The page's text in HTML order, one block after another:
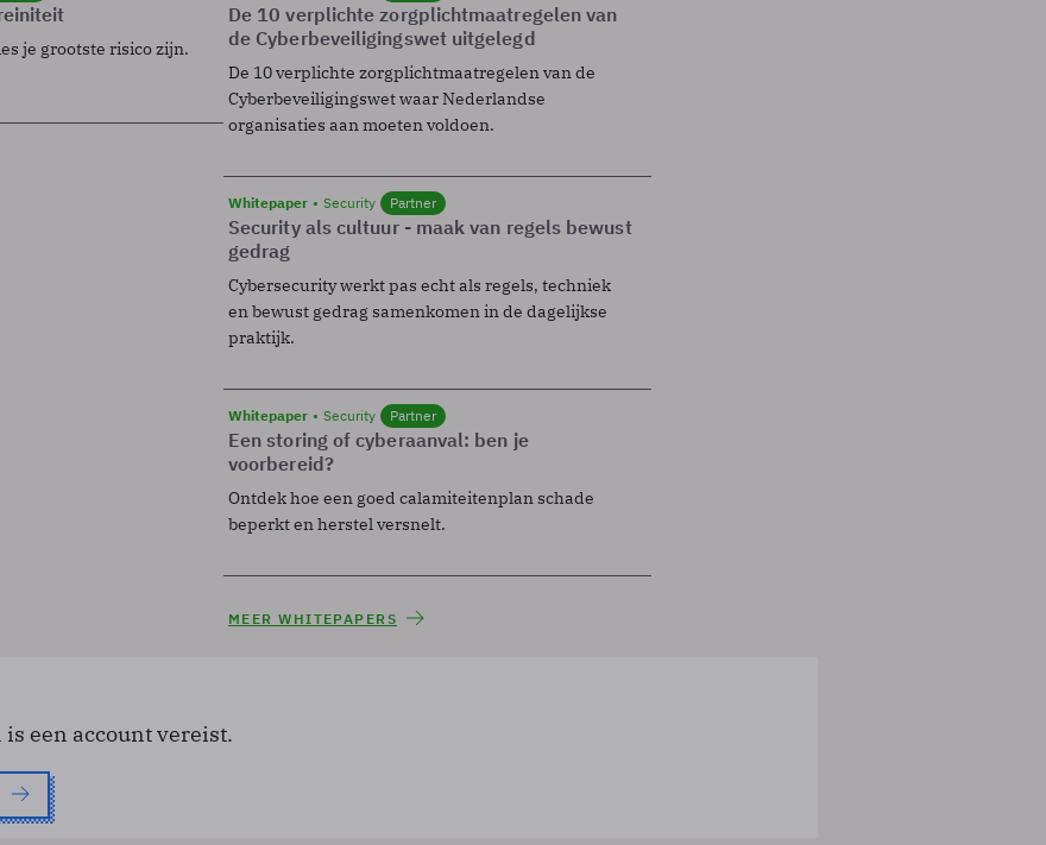
je grootste risico zijn.
De 10 verplichte zorgplichtmaatregelen van
de Cyberbeveiligingswet uitgelegd
De 10 verplichte zorgplichtmaatregelen van de
Cyberbeveiligingswet waar Nederlandse
organisaties aan moeten voldoen.
Whitepaper Security Partner
Security als cultuur - maak van regels bewust
gedrag
Cybersecurity werkt pas echt als regels, techniek
en bewust gedrag samenkomen in de dagelijkse
praktijk.
Whitepaper Security Partner
Een storing of cyberaanval: ben je
voorbereid?
Ontdek hoe een goed calamiteitenplan schade
beperkt en herstel versnelt.
MEER WHITEPAPERS
een account vereist.